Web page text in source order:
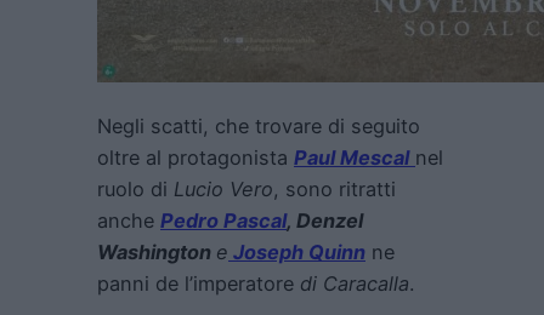
Negli scatti, che trovare di seguito
oltre al protagonista Paul Mescal nel
ruolo di Lucio Vero, sono ritratti
anche Pedro Pascal, Denzel
Washington e Joseph Quinn ne
panni de l’imperatore di Caracalla.